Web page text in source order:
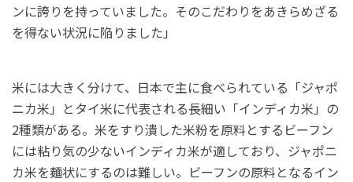
ンに誇りを持っていました。そのこだわりをあきらめざる
を得ない状況に陥りました」
米には大きく分けて、日本で主に食べられている「ジャポ
ニカ米」とタイ米に代表される長細い「インディカ米」の
2種類がある。米をすり潰した米粉を原料とするビーフン
には粘り気の少ないインディカ米が適しており、ジャポニ
カ米を麺状にするのは難しい。ビーフンの原料となるイン